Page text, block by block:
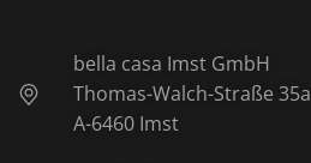
bella casa Imst GmbH
Thomas-Walch-Straße 35a
A-6460 Imst